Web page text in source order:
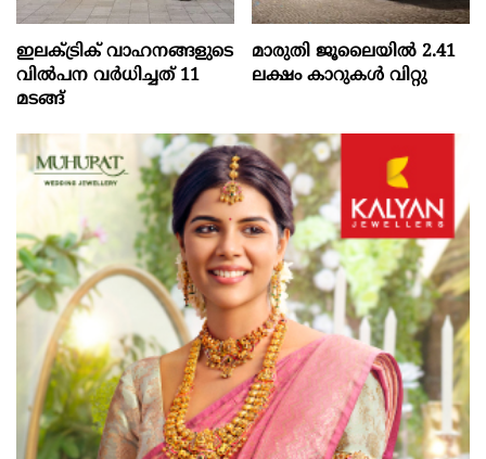
ഇലക്ട്രിക് വാഹനങ്ങളുടെ
വിൽപന വർധിച്ചത് 11
മടങ്ങ്
മാരുതി ജൂലൈയിൽ 2.41
ലക്ഷം കാറുകൾ വിറ്റു